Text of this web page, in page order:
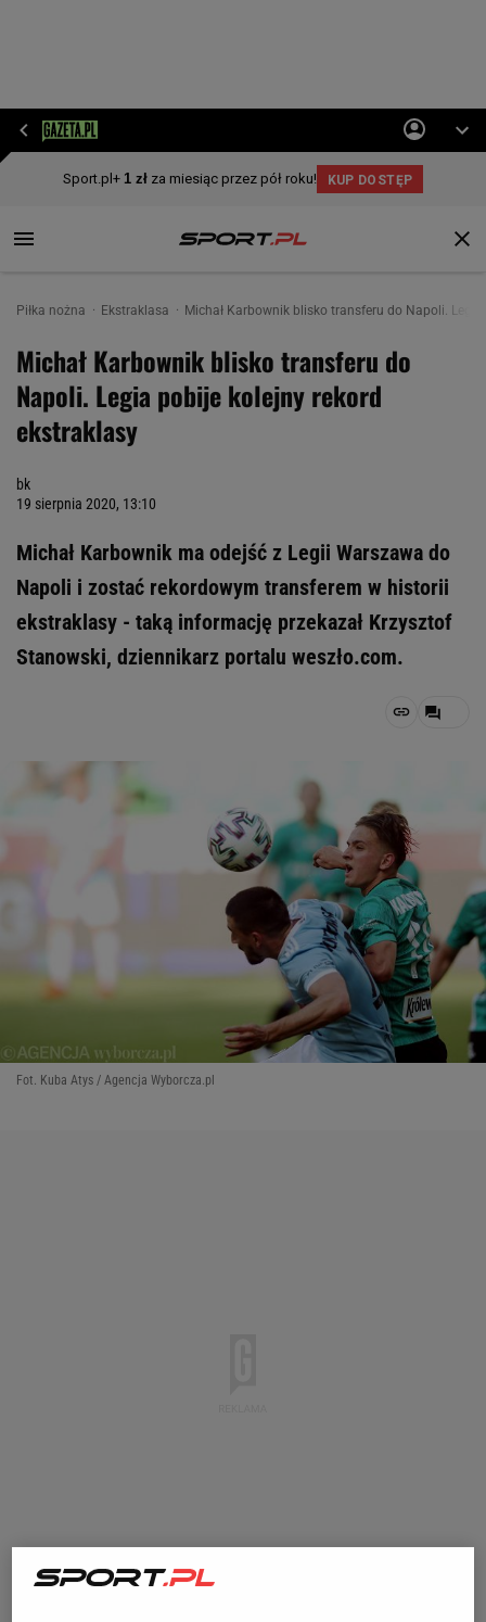
Piłka nożna Ekstraklasa Michał Karbownik blisko transferu do Napoli.
Michał Karbownik blisko transferu do
Napoli. Legia pobije kolejny rekord
ekstraklasy
bk
19 sierpnia 2020, 13:10
Michał Karbownik ma odejść z Legii Warszawa do
Napoli i zostać rekordowym transferem w historii
ekstraklasy - taką informację przekazał Krzysztof
Stanowski, dziennikarz portalu weszło.com.
Fot. Kuba Atys / Agencja Wyborcza.pl